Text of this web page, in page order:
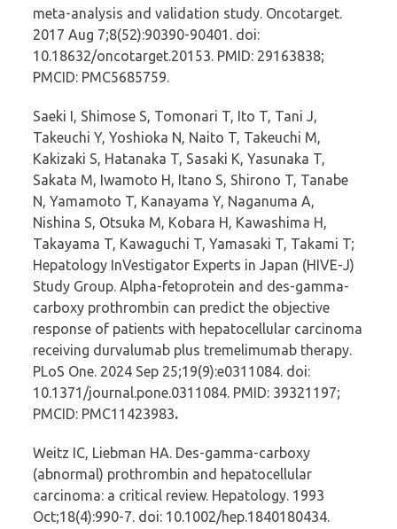
meta-analysis and validation study. Oncotarget.
2017 Aug 7;8(52):90390-90401. doi:
10.18632/oncotarget.20153. PMID: 29163838;
PMCID: PMC5685759.
Saeki I, Shimose S, Tomonari T, Ito T, Tani J,
Takeuchi Y, Yoshioka N, Naito T, Takeuchi M,
Kakizaki S, Hatanaka T, Sasaki K, Yasunaka T,
Sakata M, Iwamoto H, Itano S, Shirono T, Tanabe
N, Yamamoto T, Kanayama Y, Naganuma A,
Nishina S, Otsuka M, Kobara H, Kawashima H,
Takayama T, Kawaguchi T, Yamasaki T, Takami T;
Hepatology InVestigator Experts in Japan (HIVE-J)
Study Group. Alpha-fetoprotein and des-gamma-
carboxy prothrombin can predict the objective
response of patients with hepatocellular carcinoma
receiving durvalumab plus tremelimumab therapy.
PLoS One. 2024 Sep 25;19(9):e0311084. doi:
10.1371/journal.pone.0311084. PMID: 39321197;
PMCID: PMC11423983.
Weitz IC, Liebman HA. Des-gamma-carboxy
(abnormal) prothrombin and hepatocellular
carcinoma: a critical review. Hepatology. 1993
Oct;18(4):990-7. doi: 10.1002/hep.1840180434.